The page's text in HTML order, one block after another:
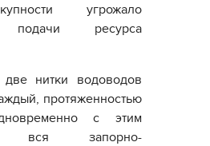
угрожало
подачи ресурса
нитки водоводов
протяженностью
с этим
вся запорно-